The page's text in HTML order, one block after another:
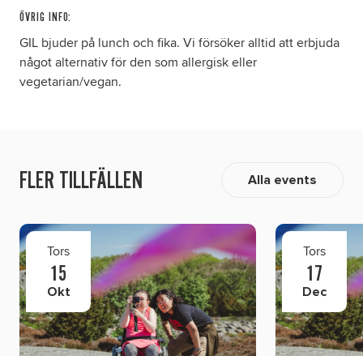
ÖVRIG INFO:
GIL bjuder på lunch och fika. Vi försöker alltid att erbjuda
något alternativ för den som allergisk eller
vegetarian/vegan.
FLER TILLFÄLLEN Alla events
Tors
15
Okt
Tors
17
Dec